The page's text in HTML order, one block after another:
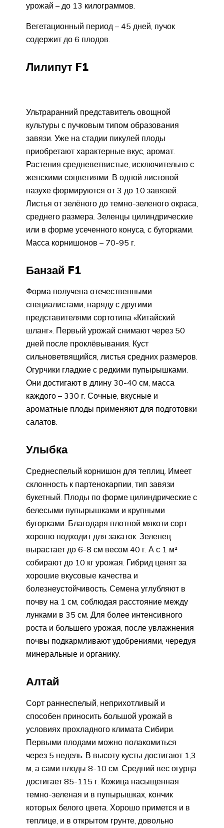
урожай – до 13 килограммов.
Вегетационный период – 45 дней, пучок
содержит до 6 плодов.
Лилипут F1
Ультраранний представитель овощной
культуры с пучковым типом образования
завязи. Уже на стадии пикулей плоды
приобретают характерные вкус, аромат.
Растения средневетвистые, исключительно с
женскими соцветиями. В одной листовой
пазухе формируются от 3 до 10 завязей.
Листья от зелёного до темно-зеленого окраса,
среднего размера. Зеленцы цилиндрические
или в форме усеченного конуса, с бугорками.
Масса корнишонов – 70-95 г.
Банзай F1
Форма получена отечественными
специалистами, наряду с другими
представителями сортотипа «Китайский
шланг». Первый урожай снимают через 50
дней после проклёвывания. Куст
сильноветвящийся, листья средних размеров.
Огурчики гладкие с редкими пупырышками.
Они достигают в длину 30-40 см, масса
каждого – 330 г. Сочные, вкусные и
ароматные плоды применяют для подготовки
салатов.
Улыбка
Среднеспелый корнишон для теплиц. Имеет
склонность к партенокарпии, тип завязи
букетный. Плоды по форме цилиндрические с
белесыми пупырышками и крупными
бугорками. Благодаря плотной мякоти сорт
хорошо подходит для закаток. Зеленец
вырастает до 6-8 см весом 40 г. А с 1 м²
собирают до 10 кг урожая. Гибрид ценят за
хорошие вкусовые качества и
болезнеустойчивость. Семена углубляют в
почву на 1 см, соблюдая расстояние между
лунками в 35 см. Для более интенсивного
роста и большего урожая, после увлажнения
почвы подкармливают удобрениями, чередуя
минеральные и органику.
Алтай
Сорт раннеспелый, неприхотливый и
способен приносить большой урожай в
условиях прохладного климата Сибири.
Первыми плодами можно полакомиться
через 5 недель. В высоту кусты достигают 1,3
м, а сами плоды 8-10 см. Средний вес огурца
достигает 85-115 г. Кожица насыщенная
темно-зеленая и в пупырышках, кончик
которых белого цвета. Хорошо примется и в
теплице, и в открытом грунте, довольно